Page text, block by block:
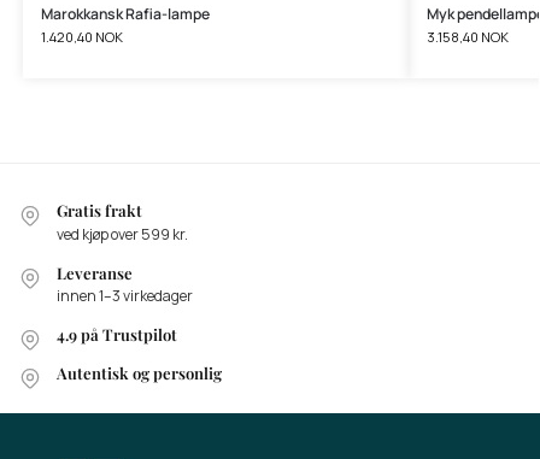
Marokkansk Rafia-lampe
1.420,40 NOK
Myk
3.158,40 NOK
Gratis frakt
ved kjøp over 599 kr.
Leveranse
innen 1–3 virkedager
4.9 på Trustpilot
Autentisk og personlig